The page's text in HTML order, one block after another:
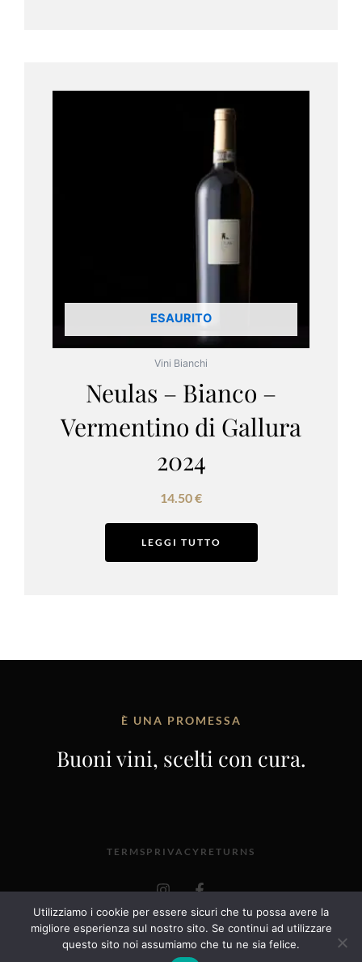
ESAURITO
Vini Bianchi
Neulas – Bianco –
Vermentino di Gallura
2024
14.50€
LEGGI TUTTO
È UNA PROMESSA
Buoni vini, scelti con cura.
TERMS PRIVACY RETURNS
I
n
s
t
a
g
F
a
c
e
b
o
@2025 VINERIA ENOROSEI, VIA SAN GIACOMO 52,
OROSEI – 08028 – P. IVA 01027810918
Utilizziamo i cookie per essere sicuri che tu possa avere la
migliore esperienza sul nostro sito. Se continui ad utilizzare
questo sito noi assumiamo che tu ne sia felice.